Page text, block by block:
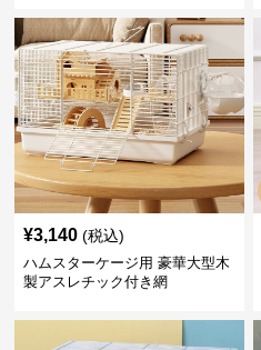
¥3,140 (税込)
ハムスターケージ用 豪華大型木
製アスレチック付き網